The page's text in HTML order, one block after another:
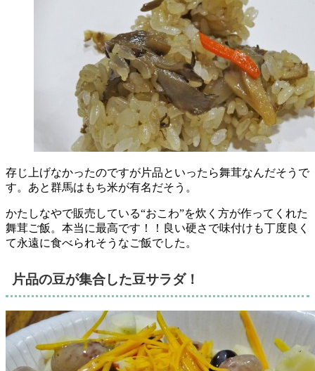
存じ上げなかったのですが片品といったら舞茸なんだそうで
す。あと群馬はもち米が有名だそう。
かたしなやで販売している“おこわ”を炊く方が作ってくれた
舞茸ご飯。本当に最高です！！良い硬さで味付けも丁度良く
て永遠に食べられそうなご飯でした。
片品の豆が集合した豆サラダ！